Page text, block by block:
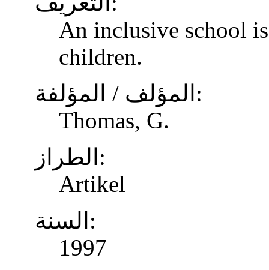
An inclusive school
children.
المؤلف / المؤلفة:
Thomas, G.
الطراز:
Artikel
السنة:
1997